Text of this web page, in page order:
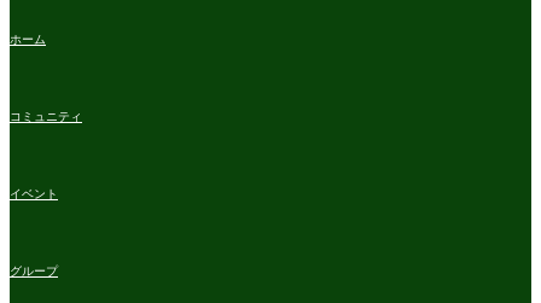
ホーム
コミュニティ
イベント
グループ